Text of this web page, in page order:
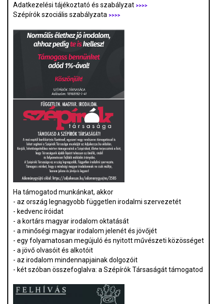
Adatkezelési tájékoztató és szabályzat >>>>
Szépírók szociális szabályzata >>>>
Ha támogatod munkánkat, akkor
- az ország legnagyobb független irodalmi szervezetét
- kedvenc íróidat
- a kortárs magyar irodalom oktatását
- a minőségi magyar irodalom jelenét és jövőjét
- egy folyamatosan megújuló és nyitott művészeti közösséget
- a jövő olvasóit és alkotóit
- az irodalom mindennapjainak dolgozóit
- két szóban összefoglalva: a Szépírók Társaságát támogatod